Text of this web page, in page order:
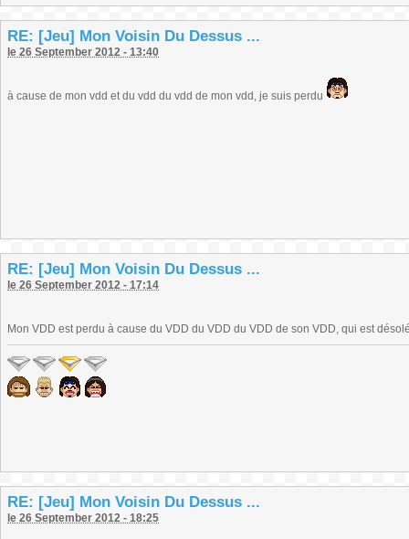
RE: [Jeu] Mon Voisin Du Dessus ...
le 26 September 2012 - 13:40
à cause de mon vdd et du vdd du vdd de mon vdd, je suis perdu
RE: [Jeu] Mon Voisin Du Dessus ...
le 26 September 2012 - 17:14
Mon VDD est perdu à cause du VDD du VDD du VDD de son VDD, qui est
RE: [Jeu] Mon Voisin Du Dessus ...
le 26 September 2012 - 18:25